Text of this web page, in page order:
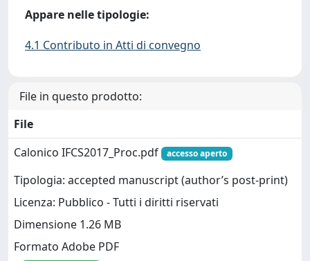
Appare nelle tipologie:
4.1 Contributo in Atti di convegno
File in questo prodotto:
File
Calonico IFCS2017_Proc.pdf
accesso aperto
Tipologia: accepted manuscript (author’s post-print)
Licenza: Pubblico - Tutti i diritti riservati
Dimensione 1.26 MB
Formato Adobe PDF